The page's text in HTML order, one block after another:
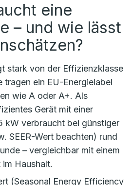
eine
– und wie lässt
stark von der Effizienzklasse
tragen ein EU-Energielabel
wie A oder A+. Als
Gerät mit einer
kW verbraucht bei günstiger
SEER-Wert beachten) rund
– vergleichbar mit einem
Haushalt.
(Seasonal Energy Efficiency